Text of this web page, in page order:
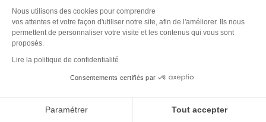
GIARDINI DI TOSCANA
Bianco Latte - Eau de parfum
125,00
Nous utilisons des cookies pour comprendre
vos attentes et votre façon d'utiliser notre site, afin de l'améliorer. Ils nous
permettent de personnaliser votre visite et les contenus qui vous sont
proposés.
Lire la politique de confidentialité
Consentements certifiés par
Paramétrer Tout accepter